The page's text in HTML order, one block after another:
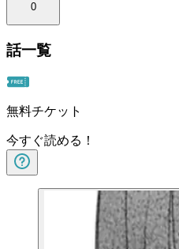
0
話一覧
無料チケット
今すぐ読める！